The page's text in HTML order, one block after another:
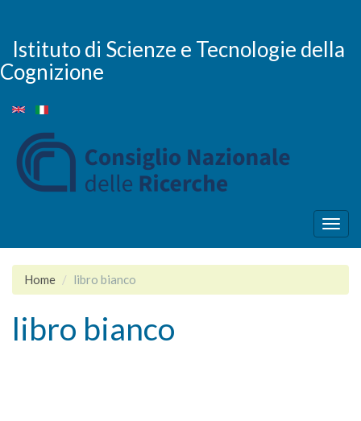
main
content
Istituto di Scienze e Tecnologie della
Cognizione
Home libro bianco
libro bianco